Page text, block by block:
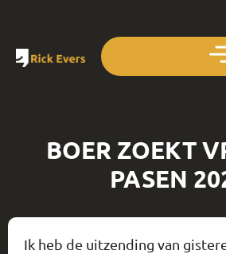
BOER ZOEKT
PASEN
Ik heb de uitzending van